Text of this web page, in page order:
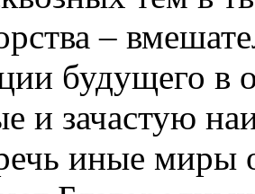
–
будущего в
и зачастую
иные